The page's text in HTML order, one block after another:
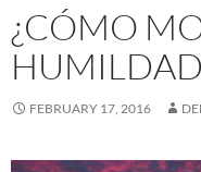
¿CÓMO
FEBRUARY 17, 2016